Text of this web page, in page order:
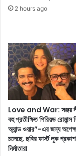
ধা
এ
ই
রো
গ
গু
র
ফাঁ
দ
চ
ও
জা
খা
বা
র
টি
জ
ষ্ট
মী
উ
দ
যা
2 hours ago
Love and War: সঞ্জয়
বহু প্রতীক্ষিত পিরিয়ড রোমান্স
অ্যান্ড ওয়ার”-এর জন্য
চলেছে, ছবির ফার্স্ট লুক
নির্মাতারা